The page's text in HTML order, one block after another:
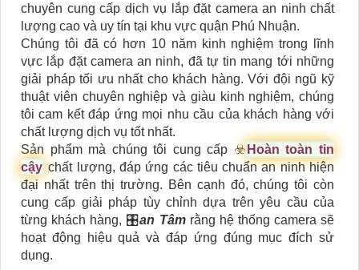
chuyên cung cấp dịch vụ lắp đặt camera an ninh chất
lượng cao và uy tín tại khu vực quận Phú Nhuận.
Chúng tôi đã có hơn 10 năm kinh nghiệm trong lĩnh
vực lắp đặt camera an ninh, đã tự tin mang tới những
giải pháp tối ưu nhất cho khách hàng. Với đội ngũ kỹ
thuật viên chuyên nghiệp và giàu kinh nghiệm, chúng
tôi cam kết đáp ứng mọi nhu cầu của khách hàng với
chất lượng dịch vụ tốt nhất.
Sản phẩm mà chúng tôi cung cấp ☣️ Hoàn toàn tin
cậy chất lượng, đáp ứng các tiêu chuẩn an ninh hiện
đại nhất trên thị trường. Bên cạnh đó, chúng tôi còn
cung cấp giải pháp tùy chỉnh dựa trên yêu cầu của
từng khách hàng, 🎛an Tâm rằng hệ thống camera sẽ
hoạt động hiệu quả và đáp ứng đúng mục đích sử
dụng.